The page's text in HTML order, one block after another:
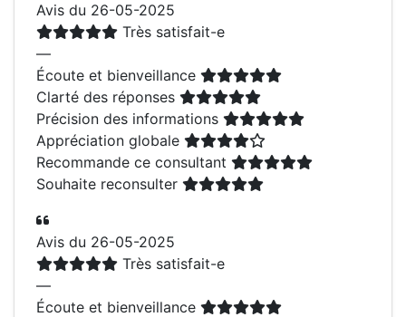
Avis du 26-05-2025
Très satisfait-e
—
Écoute et bienveillance
Clarté des réponses
Précision des informations
Appréciation globale
Recommande ce consultant
Souhaite reconsulter
Avis du 26-05-2025
Très satisfait-e
—
Écoute et bienveillance